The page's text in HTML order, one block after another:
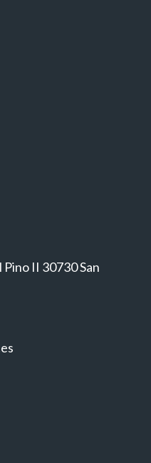
II 30730 San